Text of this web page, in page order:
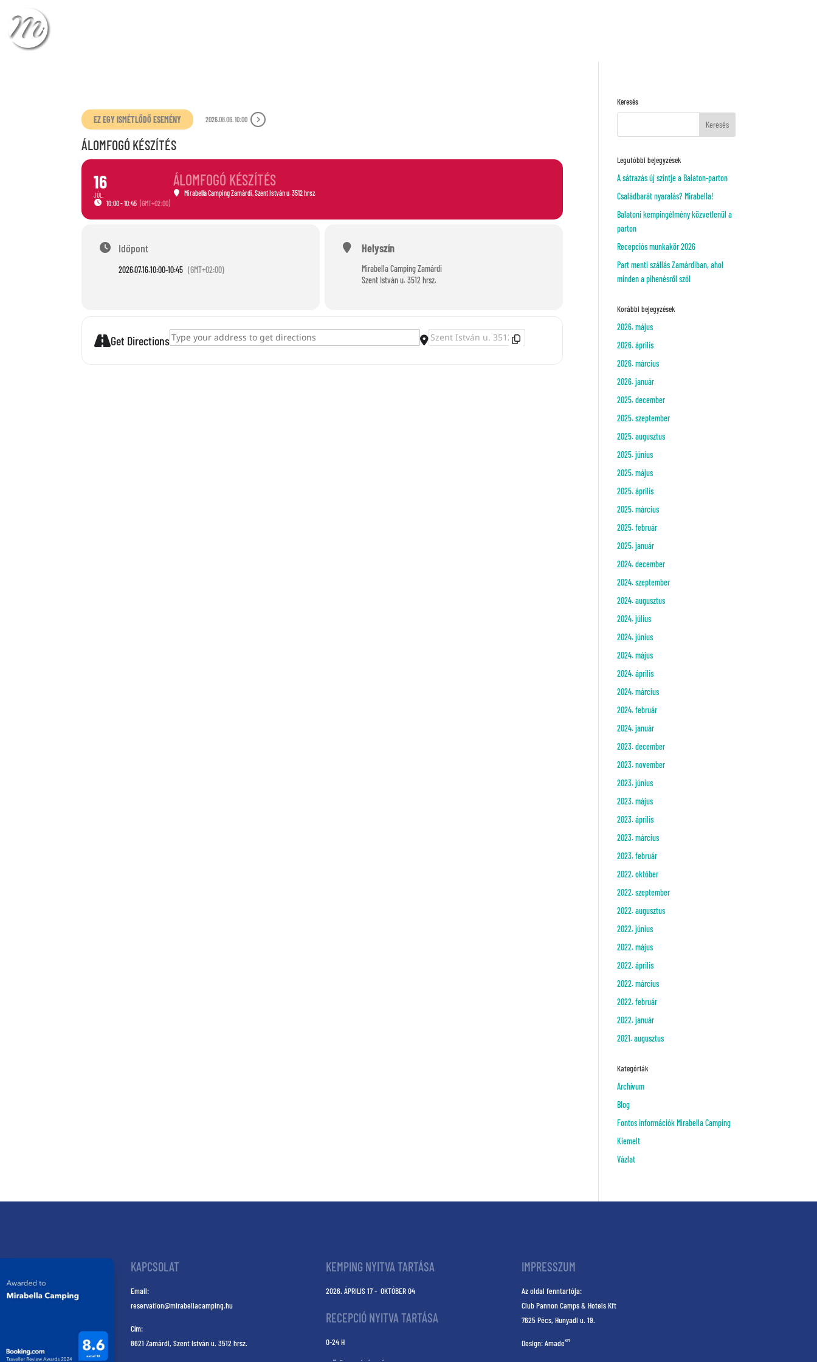
EZ EGY ISMÉTLŐDŐ ESEMÉNY 2026.08.06. 10:00
ÁLOMFOGÓ KÉSZÍTÉS
16
JÚL.
10:00 - 10:45 (GMT+02:00)
ÁLOMFOGÓ KÉSZÍTÉS
Mirabella Camping Zamárdi , Szent István u. 3512 hrsz.
Időpont
2026.07.16.10:00-10:45 (GMT+02:00)
Helyszín
Mirabella Camping Zamárdi
Szent István u. 3512 hrsz.
Get DirectionsAddress - Álomfogó készítés [] Destination Address - Álomfogó készítés []
Keresés
Legutóbbi bejegyzések
A sátrazás új szintje a Balaton-parton
Családbarát nyaralás? Mirabella!
Balatoni kempingélmény közvetlenül a
parton
Recepciós munkakör 2026
Part menti szállás Zamárdiban, ahol
minden a pihenésről szól
Korábbi bejegyzések
2026. május
2026. április
2026. március
2026. január
2025. december
2025. szeptember
2025. augusztus
2025. június
2025. május
2025. április
2025. március
2025. február
2025. január
2024. december
2024. szeptember
2024. augusztus
2024. július
2024. június
2024. május
2024. április
2024. március
2024. február
2024. január
2023. december
2023. november
2023. június
2023. május
2023. április
2023. március
2023. február
2022. október
2022. szeptember
2022. augusztus
2022. június
2022. május
2022. április
2022. március
2022. február
2022. január
2021. augusztus
Kategóriák
Archívum
Blog
Fontos információk Mirabella Camping
Kiemelt
Vázlat
KAPCSOLAT
Email:
reservation@mirabellacamping.hu
Cím:
8621 Zamárdi, Szent István u. 3512 hrsz.
KEMPING NYITVA TARTÁSA
2026. ÁPRILIS 17 - OKTÓBER 04
RECEPCIÓ NYITVA TARTÁSA
0-24 H
IMPRESSZUM
Az oldal fenntartója:
Club Pannon Camps & Hotels Kft
7625 Pécs, Hunyadi u. 19.
Design:AmadeKM